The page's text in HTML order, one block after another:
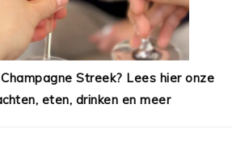
Streek? Lees hier onze
eten, drinken en meer